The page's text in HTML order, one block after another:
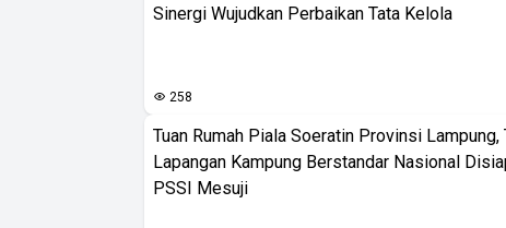
Sinergi Wujudkan Perbaikan Tata Kelola
258
Tuan Rumah Piala Soeratin Provinsi Lampung,
Lapangan Kampung Berstandar Nasional
PSSI Mesuji